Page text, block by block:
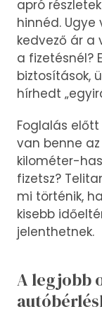
apró
hinnéd.
kedvező ár
a fizetésnél?
biztosítások,
hírhedt
Foglalás
van benne
kilométer-
fizetsz?
mi történik,
kisebb
jelenthetnek.
A legjobb